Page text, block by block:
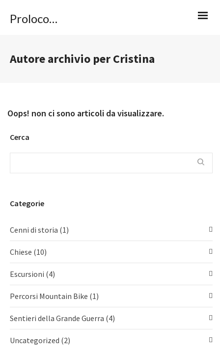
Proloco Caviola
Autore archivio per Cristina
Oops! non ci sono articoli da visualizzare.
Cerca
Categorie
Cenni di storia (1)
Chiese (10)
Escursioni (4)
Percorsi Mountain Bike (1)
Sentieri della Grande Guerra (4)
Uncategorized (2)